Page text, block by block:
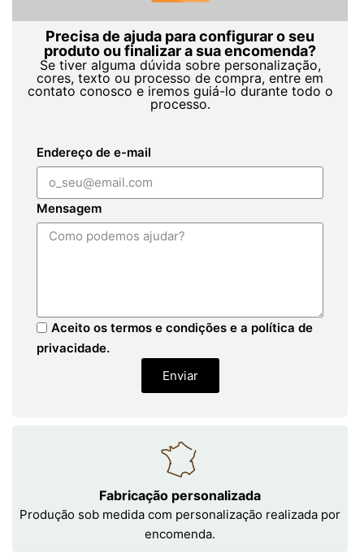
Precisa de ajuda para configurar o seu
produto ou finalizar a sua encomenda?
Se tiver alguma dúvida sobre personalização,
cores, texto ou processo de compra, entre em
contato conosco e iremos guiá-lo durante todo o
processo.
Endereço de e-mail
Mensagem
Aceito os termos e condições e a política de
privacidade.
Enviar
Fabricação personalizada
Produção sob medida com personalização realizada por
encomenda.